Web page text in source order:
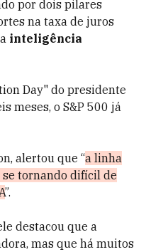
por dois pilares
na taxa de juros
inteligência
Day" do presidente
meses, o S&P 500 já
alertou que “a linha
se tornando difícil de
”.
destacou que a
mas que há muitos